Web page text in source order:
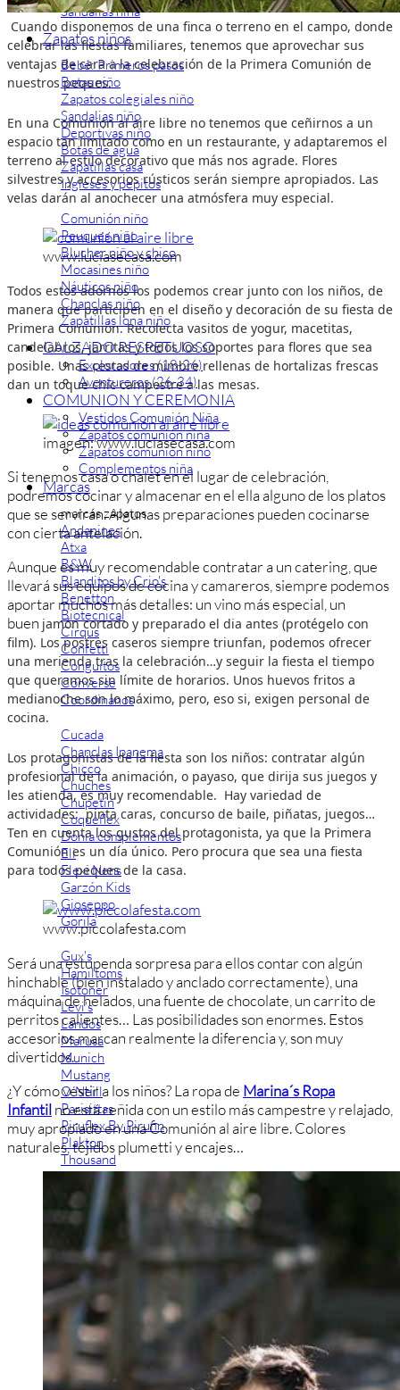
Sandalias niña
Zapatos niños
Bebé: Primeros pasos
Botas niño
Zapatos colegiales niño
Sandalias niño
Deportivas niño
Botas de agua
Zapatillas casa
Ingleses y pepitos
Comunión niño
Peuques niño
Blucher niño y chico
Mocasines niño
Náuticos niño
Chanclas niño
Zapatillas lona niño
CALZADO RESPETUOSO
Exploradores (18-26)
Aventureros (26-34)
COMUNION Y CEREMONIA
Vestidos Comunión Niña
Zapatos comunión niña
Zapatos comunión niño
Complementos niña
Marcas
marcas zapatos
Andanines
Atxa
B&W
Blanditos by Crio's
Benetton
Biotecnical
Cirqus
Confetti
Conguitos
Converse
Coordinanos
Cucada
Chanclas Ipanema
Chicco
Chuches
Chupetín
Coqueflex
Donia complementos
Eli
Flexi Nens
Garzón Kids
Gioseppo
Gorila
Gux's
Hamiltoms
Isotoner
Levi's
Landos
Marusa
Munich
Mustang
O´Neill
Parisittas
Piruflex By Pirufin
Plakton
Thousand
Titanitos
Unisa
Wikers
Zapatillas Victoria
ZapyFlex
Zeñay
Zoysan
Yowas
marcas ropa
Lion of Porches
Marina's
Marita Rial
Cuando disponemos de una finca o terreno en el campo, donde
celebrar las fiestas familiares, tenemos que aprovechar sus
ventajas de cara a la celebración de la Primera Comunión de
nuestros peques.
En una Comunión al aire libre no tenemos que ceñirnos a un
espacio tan limitado como en un restaurante, y adaptaremos el
terreno al estilo decorativo que más nos agrade. Flores
silvestres y accesorios rústicos serán siempre apropiados. Las
velas darán al anochecer una atmósfera muy especial.
www.luciasecasa.com
Todos estos adornos los podemos crear junto con los niños, de
manera que participen en el diseño y decoración de su fiesta de
Primera Comunión. Recolecta vasitos de yogur, macetitas,
candelabros, jarritas y todos los soportes para flores que sea
posible. Unas cestas de mimbre rellenas de hortalizas frescas
dan un toque chic campestre a las mesas.
imagen: www.luciasecasa.com
Si tenemos casa o chalet en el lugar de celebración,
podremos cocinar y almacenar en el ella alguno de los platos
que se servirán. Algunas preparaciones pueden cocinarse
con cierta antelación.
Aunque es muy recomendable contratar a un catering, que
llevará sus equipos de cocina y camareros, siempre podemos
aportar muchos más detalles: un vino más especial, un
buen jamón cortado y preparado el dia antes (protégelo con
film). Los postres caseros siempre triunfan, podemos ofrecer
una merienda tras la celebración…y seguir la fiesta el tiempo
que queramos sin límite de horarios. Unos huevos fritos a
medianoche son lo máximo, pero, eso si, exigen personal de
cocina.
Los protagonistas de la fiesta son los niños: contratar algún
profesional de la animación, o payaso, que dirija sus juegos y
les atienda, es muy recomendable. Hay variedad de
actividades: pinta caras, concurso de baile, piñatas, juegos…
Ten en cuenta los gustos del protagonista, ya que la Primera
Comunión es un día único. Pero procura que sea una fiesta
para todos peques de la casa.
www.piccolafesta.com
Será una estupenda sorpresa para ellos contar con algún
hinchable (bien instalado y anclado correctamente), una
máquina de helados, una fuente de chocolate, un carrito de
perritos calientes… Las posibilidades son enormes. Estos
accesorios marcan realmente la diferencia y, son muy
divertidos.
¿Y cómo vestir a los niños? La ropa de Marina´s Ropa
Infantilno está reñida con un estilo más campestre y relajado,
muy apropiado en una Comunión al aire libre. Colores
naturales, tejidos plumetti y encajes…